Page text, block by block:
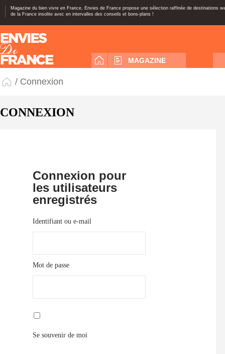
Magazine du bien vivre en France, Envies de France propose une sélection raffinée de destinations
de la France insolite avec en intervalles des conseils et bons-plans !
MAGAZINE
/ Connexion
CONNEXION
Connexion pour
les utilisateurs
enregistrés
Identifiant ou e-mail
Mot de passe
Se souvenir de moi